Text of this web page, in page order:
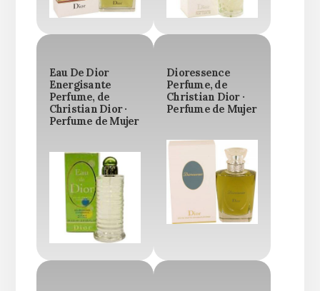
Eau De Dior
Energisante
Perfume, de
Christian Dior ·
Perfume de Mujer
Dioressence
Perfume, de
Christian Dior ·
Perfume de Mujer